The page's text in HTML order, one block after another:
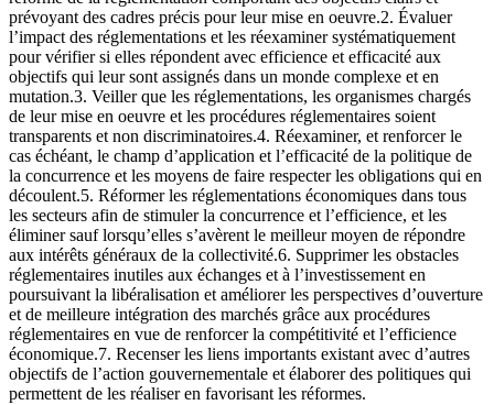
prévoyant des cadres précis pour leur mise en oeuvre.2. Évaluer
l’impact des réglementations et les réexaminer systématiquement
pour vérifier si elles répondent avec efficience et efficacité aux
objectifs qui leur sont assignés dans un monde complexe et en
mutation.3. Veiller que les réglementations, les organismes chargés
de leur mise en oeuvre et les procédures réglementaires soient
transparents et non discriminatoires.4. Réexaminer, et renforcer le
cas échéant, le champ d’application et l’efficacité de la politique de
la concurrence et les moyens de faire respecter les obligations qui en
découlent.5. Réformer les réglementations économiques dans tous
les secteurs afin de stimuler la concurrence et l’efficience, et les
éliminer sauf lorsqu’elles s’avèrent le meilleur moyen de répondre
aux intérêts généraux de la collectivité.6. Supprimer les obstacles
réglementaires inutiles aux échanges et à l’investissement en
poursuivant la libéralisation et améliorer les perspectives d’ouverture
et de meilleure intégration des marchés grâce aux procédures
réglementaires en vue de renforcer la compétitivité et l’efficience
économique.7. Recenser les liens importants existant avec d’autres
objectifs de l’action gouvernementale et élaborer des politiques qui
permettent de les réaliser en favorisant les réformes.